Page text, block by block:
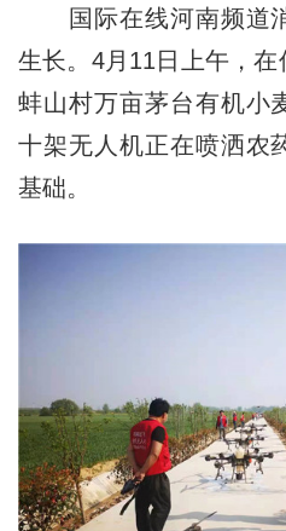
国际在线河南频道
生长。4月11日上午，
蚌山村万亩茅台有机小
十架无人机正在喷洒农
基础。